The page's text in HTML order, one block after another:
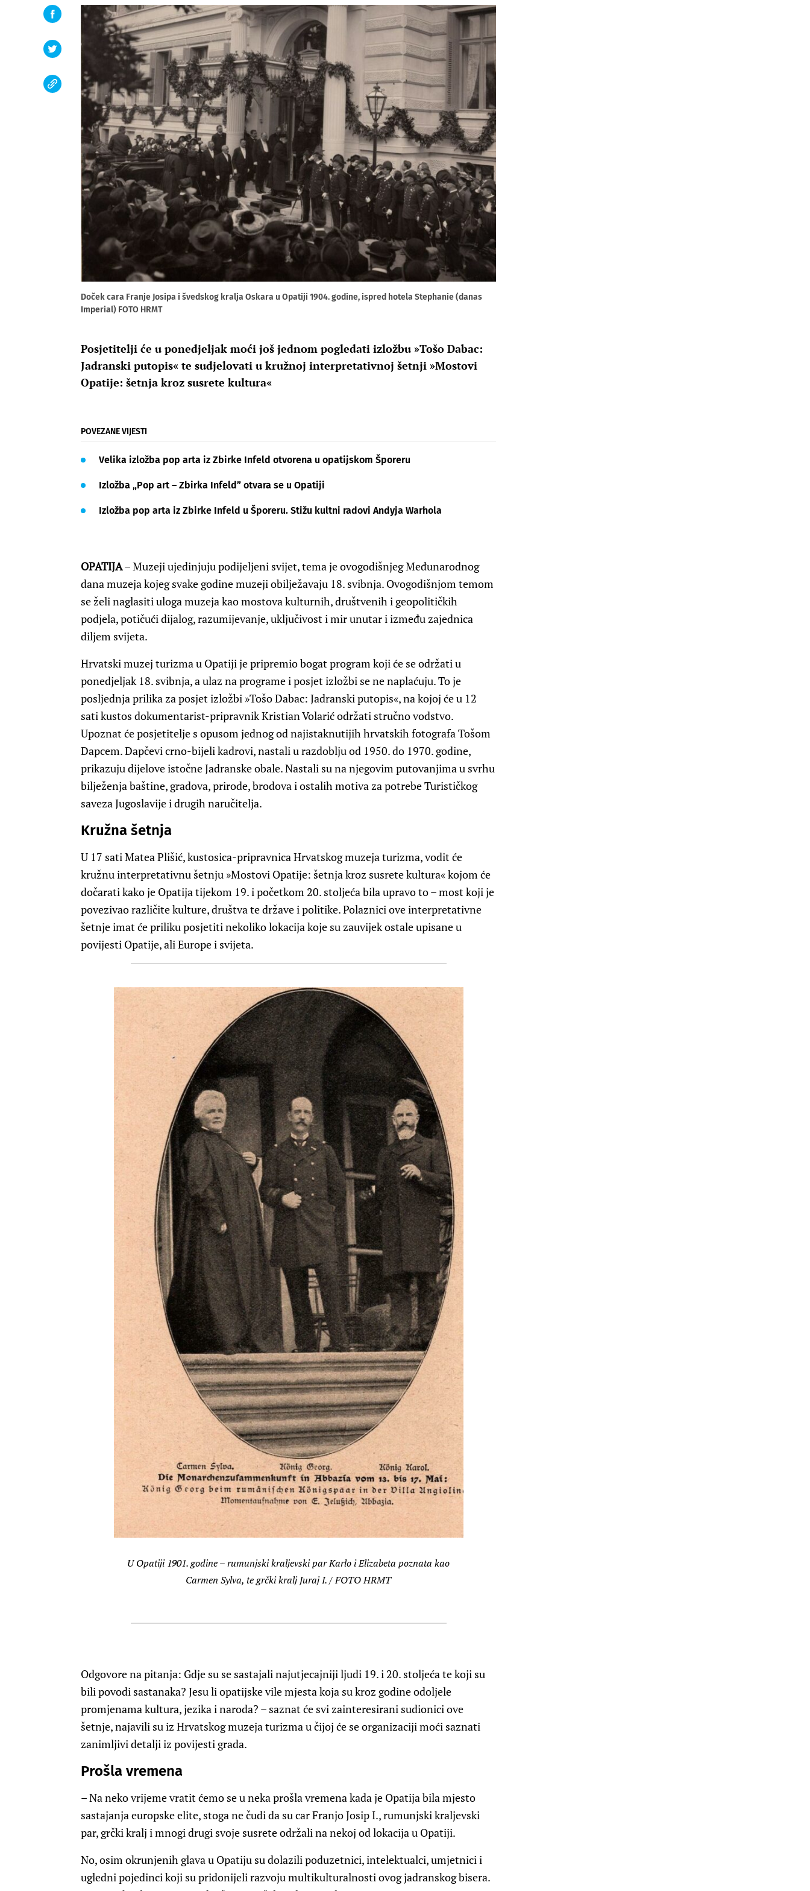
Doček cara Franje Josipa i švedskog kralja Oskara u Opatiji 1904. godine, ispred hotela Stephanie (danas
Imperial) FOTO HRMT
Posjetitelji će u ponedjeljak moći još jednom pogledati izložbu »Tošo Dabac:
Jadranski putopis« te sudjelovati u kružnoj interpretativnoj šetnji »Mostovi
Opatije: šetnja kroz susrete kultura«
POVEZANE VIJESTI
Velika izložba pop arta iz Zbirke Infeld otvorena u opatijskom Šporeru
Izložba „Pop art – Zbirka Infeld” otvara se u Opatiji
Izložba pop arta iz Zbirke Infeld u Šporeru. Stižu kultni radovi Andyja Warhola
OPATIJA– Muzeji ujedinjuju podijeljeni svijet, tema je ovogodišnjeg Međunarodnog
dana muzeja kojeg svake godine muzeji obilježavaju 18. svibnja. Ovogodišnjom temom
se želi naglasiti uloga muzeja kao mostova kulturnih, društvenih i geopolitičkih
podjela, potičući dijalog, razumijevanje, uključivost i mir unutar i između zajednica
diljem svijeta.
Hrvatski muzej turizma u Opatiji je pripremio bogat program koji će se održati u
ponedjeljak 18. svibnja, a ulaz na programe i posjet izložbi se ne naplaćuju. To je
posljednja prilika za posjet izložbi »Tošo Dabac: Jadranski putopis«, na kojoj će u 12
sati kustos dokumentarist-pripravnik Kristian Volarić održati stručno vodstvo.
Upoznat će posjetitelje s opusom jednog od najistaknutijih hrvatskih fotografa Tošom
Dapcem. Dapčevi crno-bijeli kadrovi, nastali u razdoblju od 1950. do 1970. godine,
prikazuju dijelove istočne Jadranske obale. Nastali su na njegovim putovanjima u svrhu
bilježenja baštine, gradova, prirode, brodova i ostalih motiva za potrebe Turističkog
saveza Jugoslavije i drugih naručitelja.
Kružna šetnja
U 17 sati Matea Plišić, kustosica-pripravnica Hrvatskog muzeja turizma, vodit će
kružnu interpretativnu šetnju »Mostovi Opatije: šetnja kroz susrete kultura« kojom će
dočarati kako je Opatija tijekom 19. i početkom 20. stoljeća bila upravo to – most koji je
povezivao različite kulture, društva te države i politike. Polaznici ove interpretativne
šetnje imat će priliku posjetiti nekoliko lokacija koje su zauvijek ostale upisane u
povijesti Opatije, ali Europe i svijeta.
U Opatiji 1901. godine – rumunjski kraljevski par Karlo i Elizabeta poznata kao
Carmen Sylva, te grčki kralj Juraj I. / FOTO HRMT
Odgovore na pitanja: Gdje su se sastajali najutjecajniji ljudi 19. i 20. stoljeća te koji su
bili povodi sastanaka? Jesu li opatijske vile mjesta koja su kroz godine odoljele
promjenama kultura, jezika i naroda? – saznat će svi zainteresirani sudionici ove
šetnje, najavili su iz Hrvatskog muzeja turizma u čijoj će se organizaciji moći saznati
zanimljivi detalji iz povijesti grada.
Prošla vremena
– Na neko vrijeme vratit ćemo se u neka prošla vremena kada je Opatija bila mjesto
sastajanja europske elite, stoga ne čudi da su car Franjo Josip I., rumunjski kraljevski
par, grčki kralj i mnogi drugi svoje susrete održali na nekoj od lokacija u Opatiji.
No, osim okrunjenih glava u Opatiju su dolazili poduzetnici, intelektualci, umjetnici i
ugledni pojedinci koji su pridonijeli razvoju multikulturalnosti ovog jadranskog bisera.